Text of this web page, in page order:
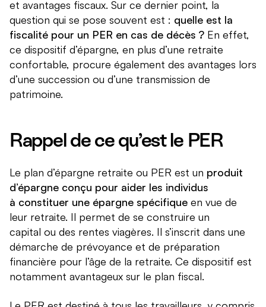
et avantages fiscaux. Sur ce dernier point, la
question qui se pose souvent est : quelle est la
fiscalité pour un PER en cas de décès ? En effet,
ce dispositif d’épargne, en plus d’une retraite
confortable, procure également des avantages lors
d’une succession ou d’une transmission de
patrimoine.
Rappel de ce qu’est le PER
Le plan d’épargne retraite ou PER est un produit
d’épargne conçu pour aider les individus
à constituer une épargne spécifique en vue de
leur retraite. Il permet de se construire un
capital ou des rentes viagères. Il s’inscrit dans une
démarche de prévoyance et de préparation
financière pour l’âge de la retraite. Ce dispositif est
notamment avantageux sur le plan fiscal.